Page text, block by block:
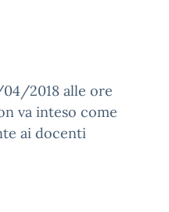
2018 alle ore
va inteso come
ai docenti